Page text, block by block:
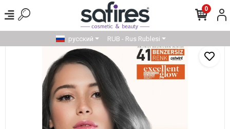
0
русский RUB - Rus Rublesi